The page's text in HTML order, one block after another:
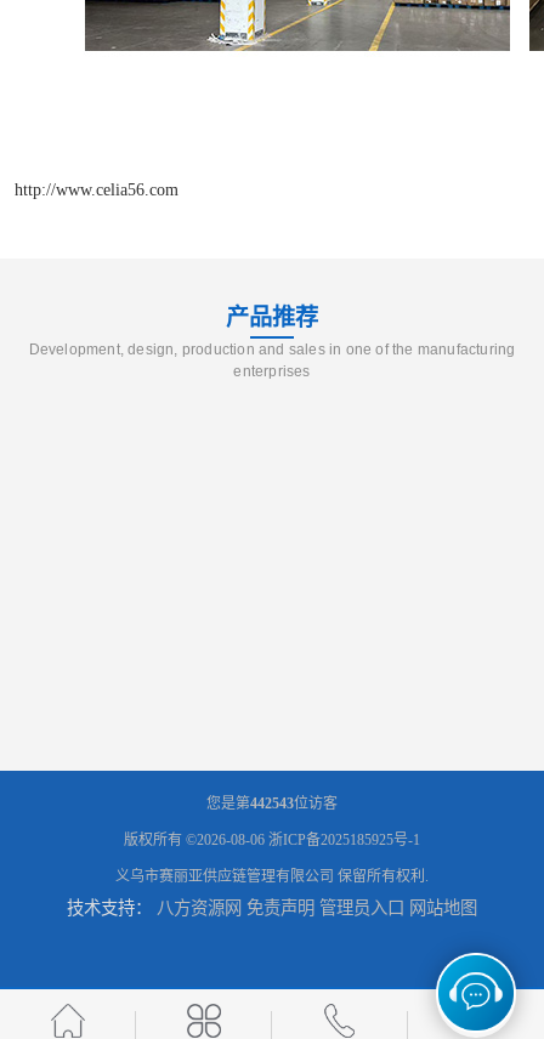
http://www.celia56.com
产品推荐
Development, design, production and sales in one of the manufacturing
enterprises
您是第442543位访客
版权所有 ©2026-08-06 浙ICP备2025185925号-1
义乌市赛丽亚供应链管理有限公司 保留所有权利.
技术支持： 八方资源网 免责声明 管理员入口 网站地图